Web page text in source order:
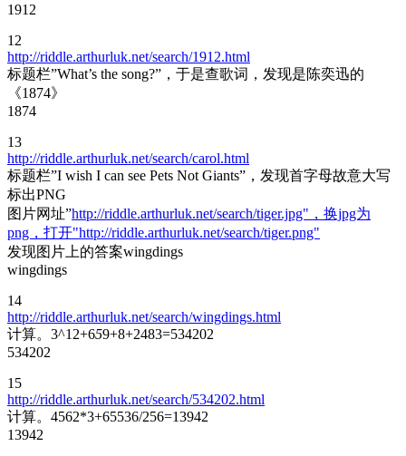
1912
12
http://riddle.arthurluk.net/search/1912.html
标题栏”What’s the song?”，于是查歌词，发现是陈奕迅的
《1874》
1874
13
http://riddle.arthurluk.net/search/carol.html
标题栏”I wish I can see Pets Not Giants”，发现首字母故意大写
标出PNG
图片网址”http://riddle.arthurluk.net/search/tiger.jpg"，换jpg为
png，打开"http://riddle.arthurluk.net/search/tiger.png"
发现图片上的答案wingdings
wingdings
14
http://riddle.arthurluk.net/search/wingdings.html
计算。3^12+659+8+2483=534202
534202
15
http://riddle.arthurluk.net/search/534202.html
计算。4562*3+65536/256=13942
13942